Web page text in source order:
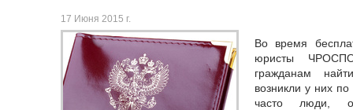
17 Июня 2015 г.
Во время
юристы ЧРОСПО
гражданам
возникли у них
часто люди,